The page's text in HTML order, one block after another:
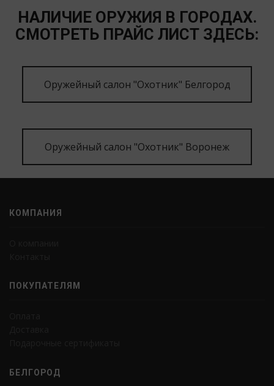
НАЛИЧИЕ ОРУЖИЯ В ГОРОДАХ.
СМОТРЕТЬ ПРАЙС ЛИСТ ЗДЕСЬ:
Оружейный салон "Охотник" Белгород
Оружейный салон "Охотник" Воронеж
КОМПАНИЯ
ПОКУПАТЕЛЯМ
БЕЛГОРОД